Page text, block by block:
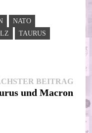
NATO
TAURUS
BEITRAG
und Macron